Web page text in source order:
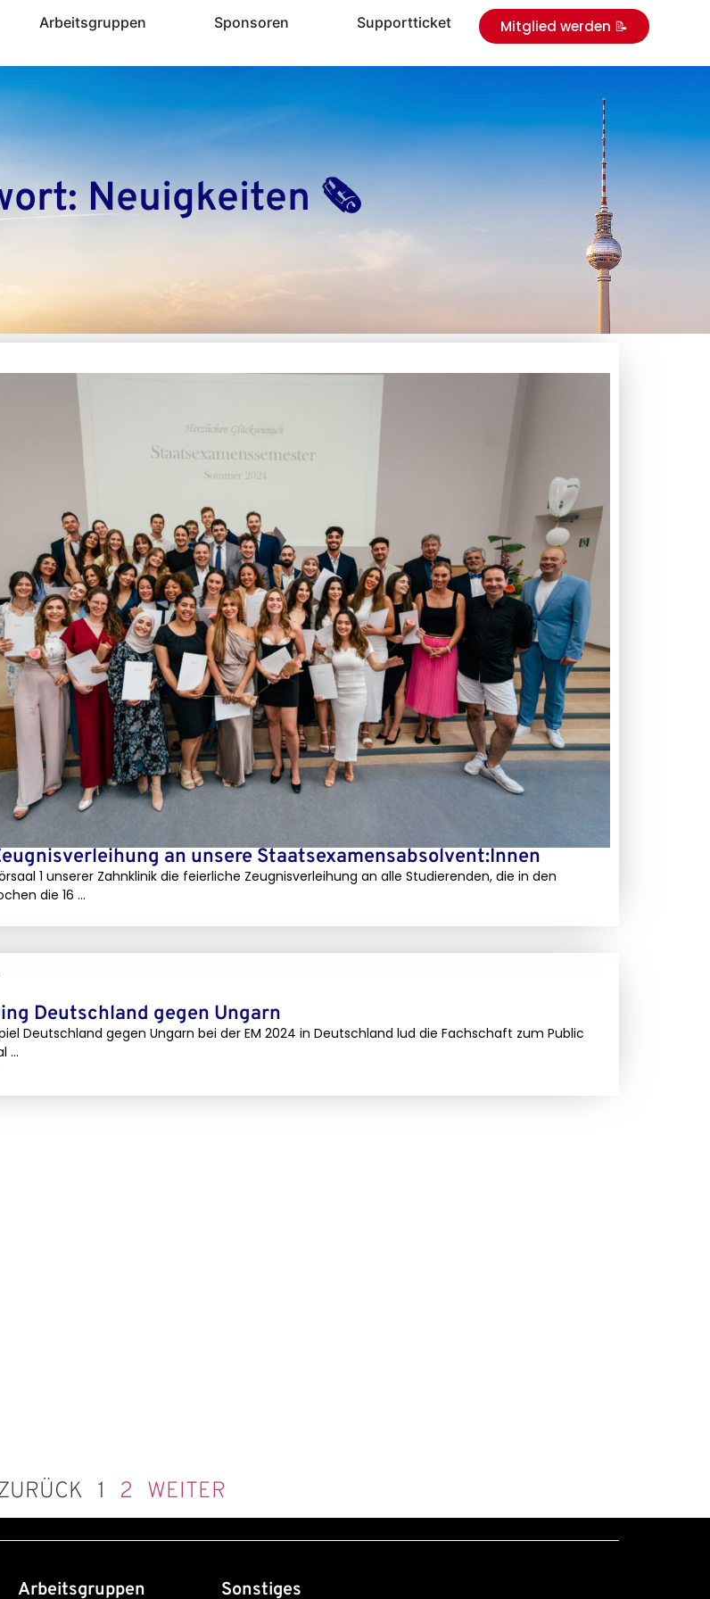
Arbeitsgruppen Sponsoren Supportticket Mitglied werden 📝
Neuigkeiten 🗞️
an unsere Staatsexamensabsolvent:Innen
1 unserer Zahnklinik die feierliche Zeugnisverleihung an alle Studierenden, die in den
die 16 ...
Deutschland gegen Ungarn
Deutschland gegen Ungarn bei der EM 2024 in Deutschland lud die Fachschaft zum Public
...
1 2 WEITER
Arbeitsgruppen Sonstiges